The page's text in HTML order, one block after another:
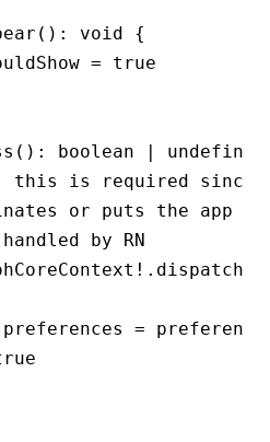
(): void {
= true
(): boolean | undefined
this is required since
or puts the app
by RN
!
=